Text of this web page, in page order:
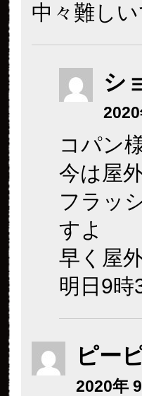
中々難しい
シ
コパン
今は屋
フラッ
すよ
早く屋
明日9時
ピー
2020年